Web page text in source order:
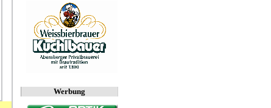
Werbung